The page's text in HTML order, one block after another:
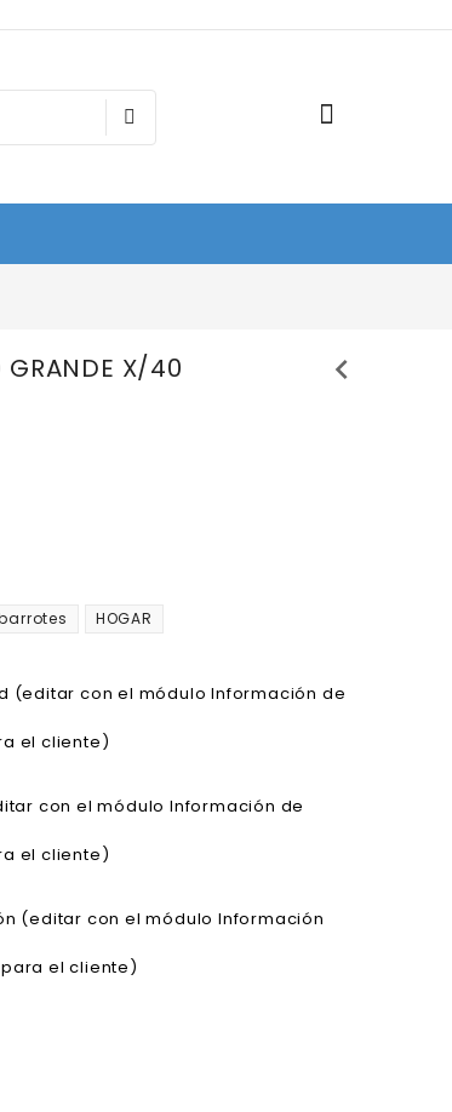
GRANDE X/40 chevron_left
HOGAR
(editar con el módulo Información de
el cliente)
con el módulo Información de
el cliente)
(editar con el módulo Información
el cliente)